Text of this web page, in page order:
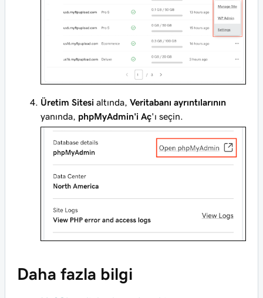
Üretim Sitesi altında, Veritabanı ayrıntılarının
yanında, phpMyAdmin'i Aç'ı seçin.
Daha fazla bilgi